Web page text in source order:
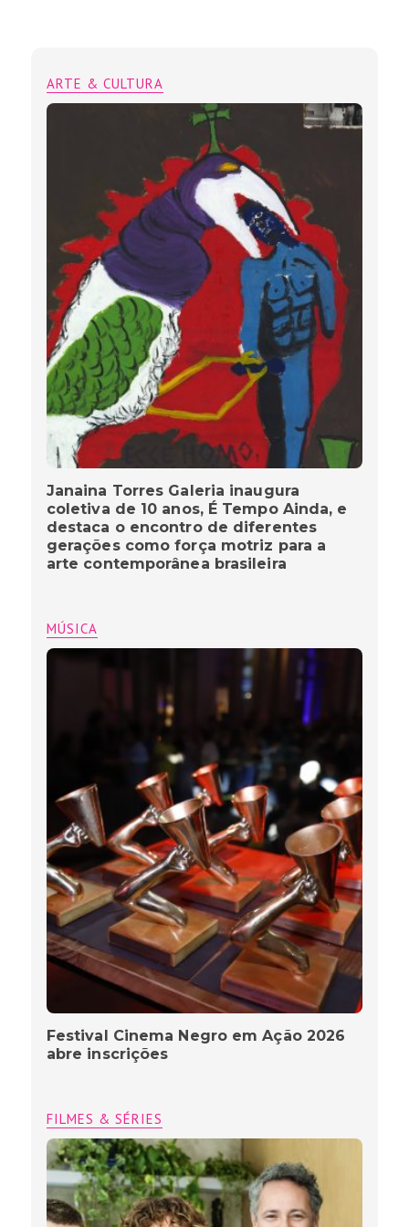
ARTE & CULTURA
Janaina Torres Galeria inaugura
coletiva de 10 anos, É Tempo Ainda, e
destaca o encontro de diferentes
gerações como força motriz para a
arte contemporânea brasileira
MÚSICA
Festival Cinema Negro em Ação 2026
abre inscrições
FILMES & SÉRIES